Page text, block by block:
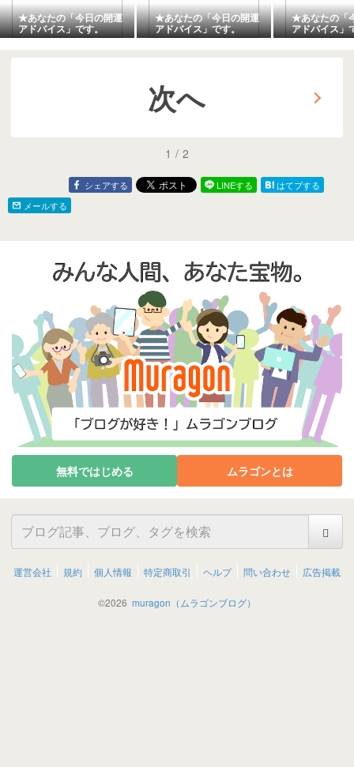
★あなたの「今日の開運
アドバイス」です。
★あなたの「今日の開運
アドバイス」です。
★あなたの「
アドバイス」
次へ
1 / 2
シェアする LINEする
はてブする
メールする
無料ではじめる ムラゴンとは
運営会社 規約 個人情報 特定商取引 ヘルプ 問い合わせ 広告掲載
©2026 muragon（ムラゴンブログ）